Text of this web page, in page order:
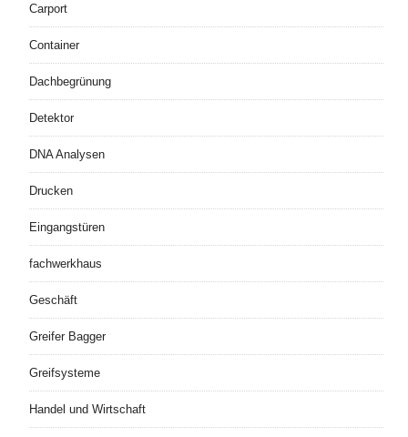
Carport
Container
Dachbegrünung
Detektor
DNA Analysen
Drucken
Eingangstüren
fachwerkhaus
Geschäft
Greifer Bagger
Greifsysteme
Handel und Wirtschaft